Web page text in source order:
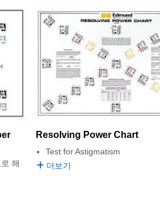
해
Resolving Power Chart
Test for Astigmatism
더보기